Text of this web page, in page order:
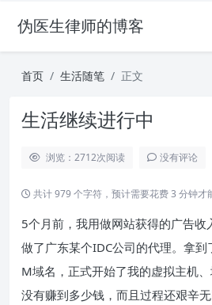
伪医生律师的博客
首页 生活随笔 正文
生活继续进行中
浏览：2712次阅读 没有评论
共计 979 个字符，预计需要花费 3 分钟才
5个月前，我用做网站获得的广告收
做了广东某个IDC公司的代理。拿到
M域名，正式开始了我的虚拟主机
没有赚到多少钱，而且过程还艰辛